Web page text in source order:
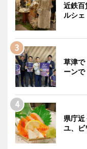
近鉄百
ルシ
草津
ーン
県庁
ユ、ビ